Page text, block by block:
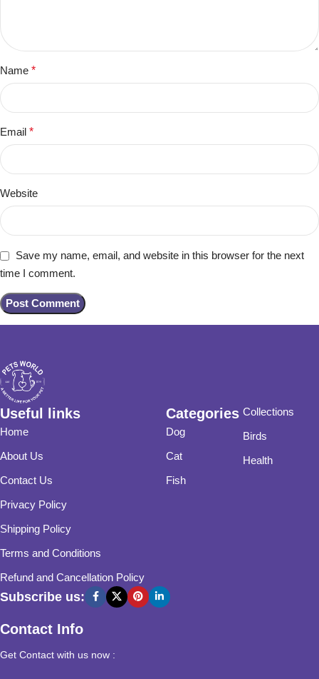
Name *
Email *
Website
Save my name, email, and website in this browser for the next
time I comment.
Useful links
Home
About Us
Contact Us
Privacy Policy
Shipping Policy
Terms and Conditions
Refund and Cancellation Policy
Categories
Dog
Cat
Fish
Collections
Birds
Health
Subscribe us:
Contact Info
Get Contact with us now :